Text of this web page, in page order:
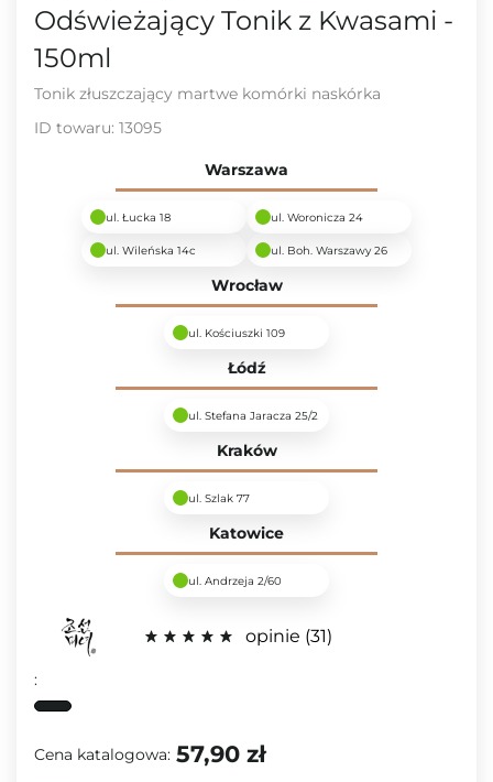
Odświeżający Tonik z Kwasami -
150ml
Tonik złuszczający martwe komórki naskórka
ID towaru: 13095
Warszawa
ul. Łucka 18 ul. Woronicza 24
ul. Wileńska 14c ul. Boh. Warszawy 26
Wrocław
ul. Kościuszki 109
Łódź
ul. Stefana Jaracza 25/2
Kraków
ul. Szlak 77
Katowice
ul. Andrzeja 2/60
opinie 31
:
Cena katalogowa: 57,90 zł